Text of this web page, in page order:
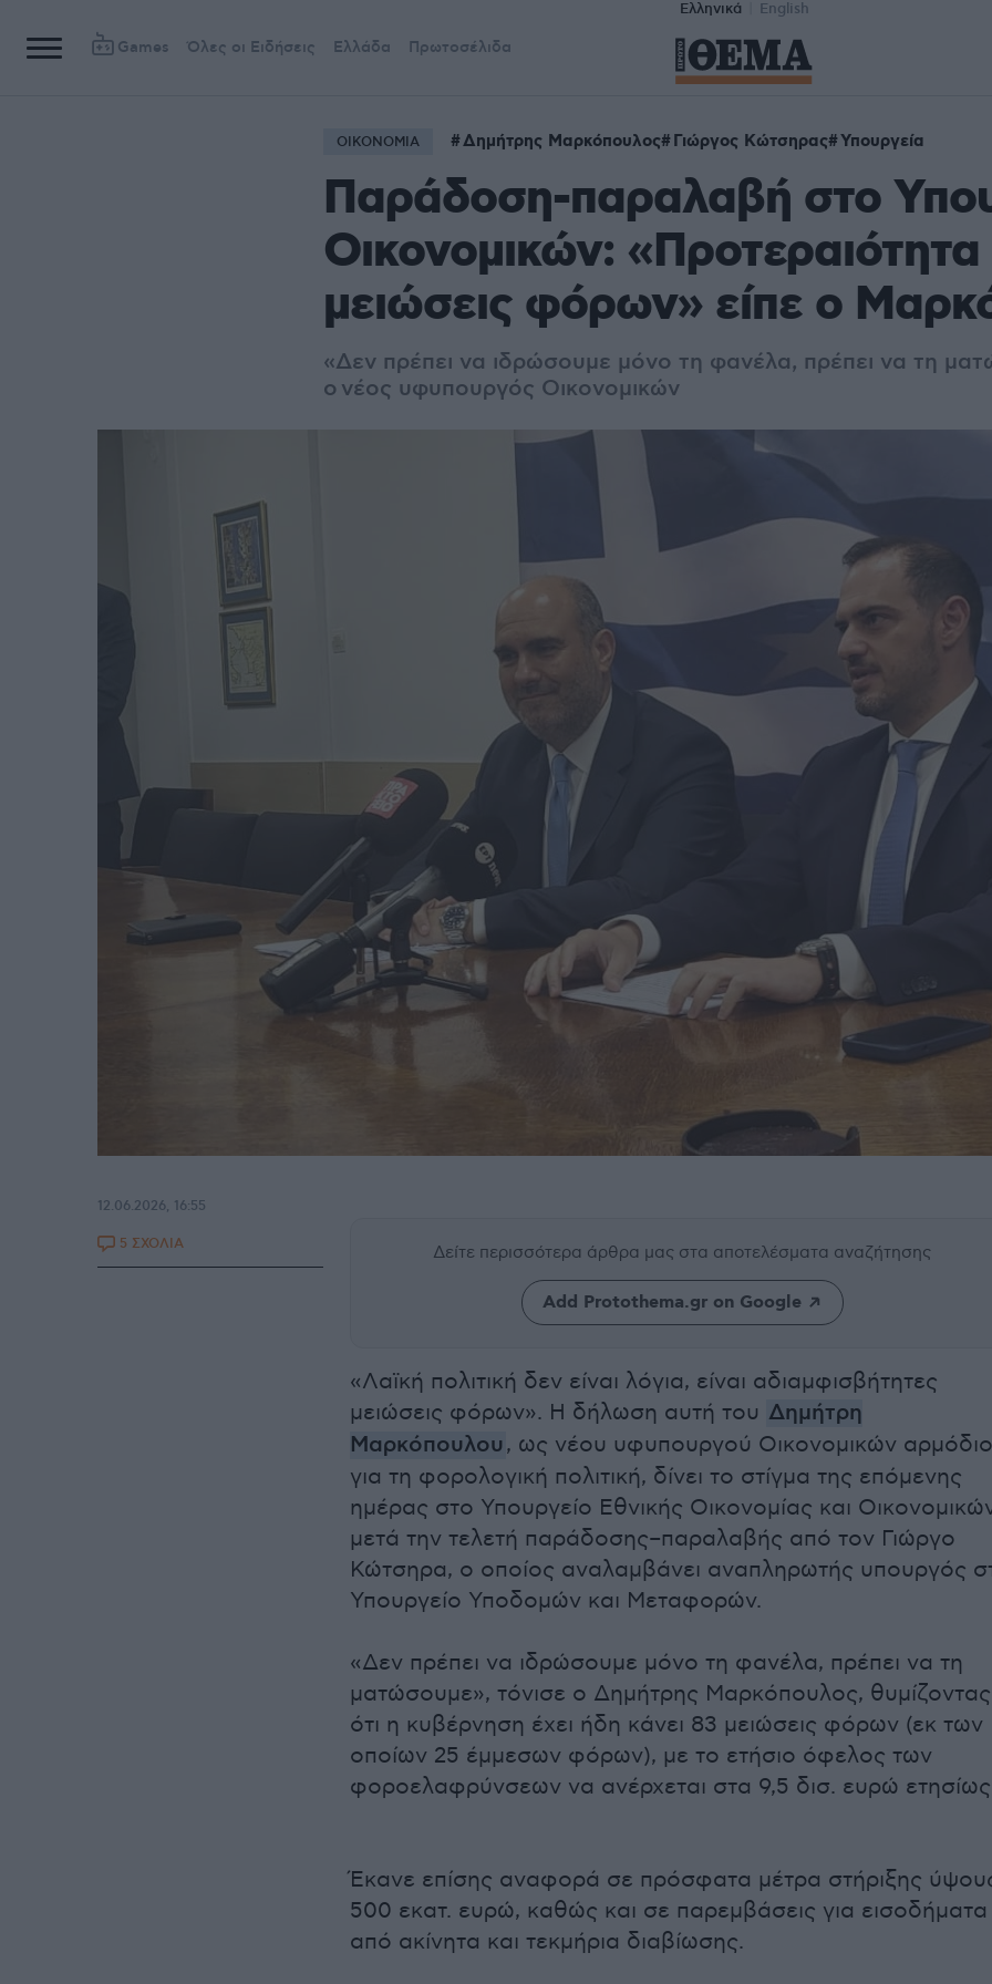
Ελληνικά English
Games Όλες οι Ειδήσεις Ελλάδα Πρωτοσέλιδα
ΟΙΚΟΝΟΜΙΑ Δημήτρης Μαρκόπουλος Γιώργος Κώτσηρας Υπουργεία
Παράδοση-παραλαβή στο
Οικονομικών: «Προτεραιότητα
μειώσεις φόρων» είπε ο
«Δεν πρέπει να ιδρώσουμε μόνο τη φανέλα, πρέπει να τη
ο νέος υφυπουργός Οικονομικών
Δείτε περισσότερα άρθρα μας στα αποτελέσματα αναζήτησης
Add Protothema.gr on Google
«Λαϊκή πολιτική δεν είναι λόγια, είναι αδιαμφισβήτητες
μειώσεις φόρων». Η δήλωση αυτή του Δημήτρη
Μαρκόπουλου, ως νέου υφυπουργού Οικονομικών
για τη φορολογική πολιτική, δίνει το στίγμα της επόμενης
ημέρας στο Υπουργείο Εθνικής Οικονομίας και
μετά την τελετή παράδοσης–παραλαβής από τον Γιώργο
Κώτσηρα, ο οποίος αναλαμβάνει αναπληρωτής υπουργός
Υπουργείο Υποδομών και Μεταφορών.
«Δεν πρέπει να ιδρώσουμε μόνο τη φανέλα, πρέπει να τη
ματώσουμε», τόνισε ο Δημήτρης Μαρκόπουλος, θυμίζοντας
ότι η κυβέρνηση έχει ήδη κάνει 83 μειώσεις φόρων (εκ των
οποίων 25 έμμεσων φόρων), με το ετήσιο όφελος των
φοροελαφρύνσεων να ανέρχεται στα 9,5 δισ. ευρώ
Έκανε επίσης αναφορά σε πρόσφατα μέτρα στήριξης
500 εκατ. ευρώ, καθώς και σε παρεμβάσεις για εισοδήματα
από ακίνητα και τεκμήρια διαβίωσης.
12.06.2026, 16:55
5 ΣΧΟΛΙΑ